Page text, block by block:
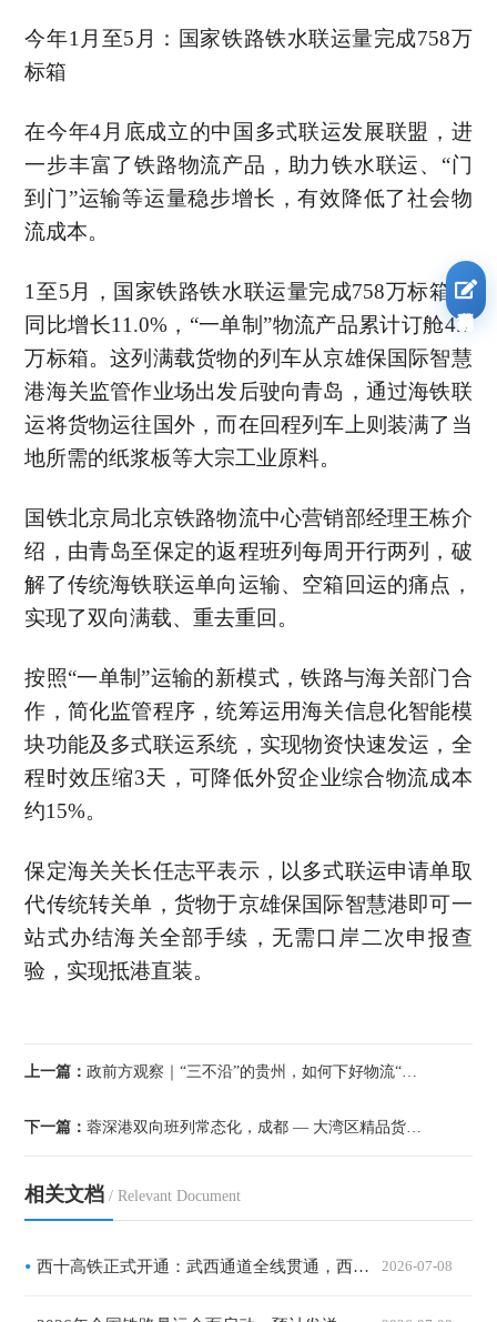
今年1月至5月：国家铁路铁水联运量完成758万
标箱
在今年4月底成立的中国多式联运发展联盟，进
一步丰富了铁路物流产品，助力铁水联运、“门
到门”运输等运量稳步增长，有效降低了社会物
流成本。
1至5月，国家铁路铁水联运量完成758万标箱、
同比增长11.0%，“一单制”物流产品累计订舱4.7
万标箱。这列满载货物的列车从京雄保国际智慧
港海关监管作业场出发后驶向青岛，通过海铁联
运将货物运往国外，而在回程列车上则装满了当
地所需的纸浆板等大宗工业原料。
国铁北京局北京铁路物流中心营销部经理王栋介
绍，由青岛至保定的返程班列每周开行两列，破
解了传统海铁联运单向运输、空箱回运的痛点，
实现了双向满载、重去重回。
按照“一单制”运输的新模式，铁路与海关部门合
作，简化监管程序，统筹运用海关信息化智能模
块功能及多式联运系统，实现物资快速发运，全
程时效压缩3天，可降低外贸企业综合物流成本
约15%。
保定海关关长任志平表示，以多式联运申请单取
代传统转关单，货物于京雄保国际智慧港即可一
站式办结海关全部手续，无需口岸二次申报查
验，实现抵港直装。
上一篇：政前方观察｜“三不沿”的贵州，如何下好物流“这盘棋”
下一篇：蓉深港双向班列常态化，成都 — 大湾区精品货运班列破百列，跨
相关文档 / Relevant Document
西十高铁正式开通：武西通道全线贯通，西安至武汉最快2小时41分 2026-07-08
我要报名